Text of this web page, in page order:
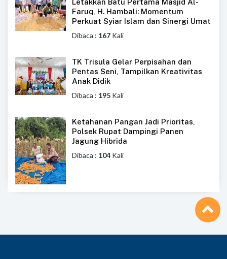
Letakkan Batu Pertama Masjid Al-
Faruq, H. Hambali: Momentum
Perkuat Syiar Islam dan Sinergi Umat
Dibaca : 167 Kali
TK Trisula Gelar Perpisahan dan
Pentas Seni, Tampilkan Kreativitas
Anak Didik
Dibaca : 195 Kali
Ketahanan Pangan Jadi Prioritas,
Polsek Rupat Dampingi Panen
Jagung Hibrida
Dibaca : 104 Kali